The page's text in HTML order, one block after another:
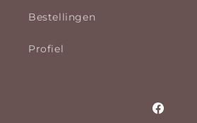
Bestellingen
Profiel
Facebook